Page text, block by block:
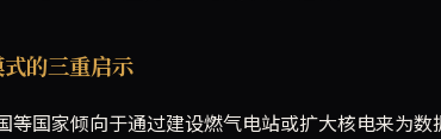
的三重启示
国家倾向于通过建设燃气电站或扩大核电来为